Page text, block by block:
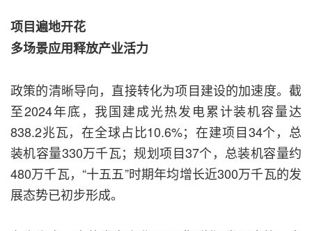
项目遍地开花
多场景应用释放产业活力
政策的清晰导向，直接转化为项目建设的加速度。截
至2024年底，我国建成光热发电累计装机容量达
838.2兆瓦，在全球占比10.6%；在建项目34个，总
装机容量330万千瓦；规划项目37个，总装机容量约
480万千瓦，“十五五”时期年均增长近300万千瓦的发
展态势已初步形成。